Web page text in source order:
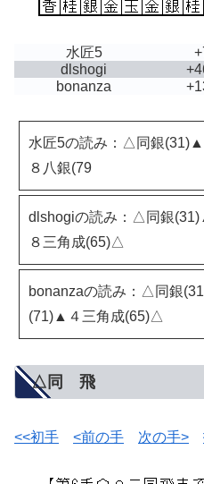
水匠5
dlshogi
bonanza
水匠5の読み：△同銀
８八銀(79
dlshogiの読み：△同銀
８三角成(65)△
bonanzaの読み：△同銀
(71)▲４三角成(65)△
△同 飛
<<初手 <前の手 次の手>